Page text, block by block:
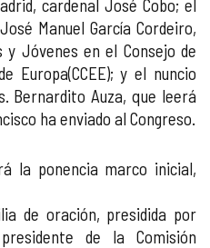
cardenal José Cobo; el
Manuel García Cordeiro,
y Jóvenes en el Consejo de
Europa(CCEE); y el nuncio
Bernardito Auza, que leerá
ha enviado al Congreso.
la ponencia marco inicial,
de oración, presidida por
de la Comisión